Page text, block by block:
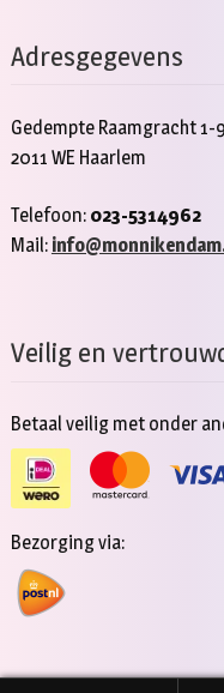
Adresgegevens
Gedempte Raamgracht 1-9
2011 WE Haarlem
Telefoon: 023-5314962
Mail:
Veilig en
Betaal veilig met onder
Bezorging via: